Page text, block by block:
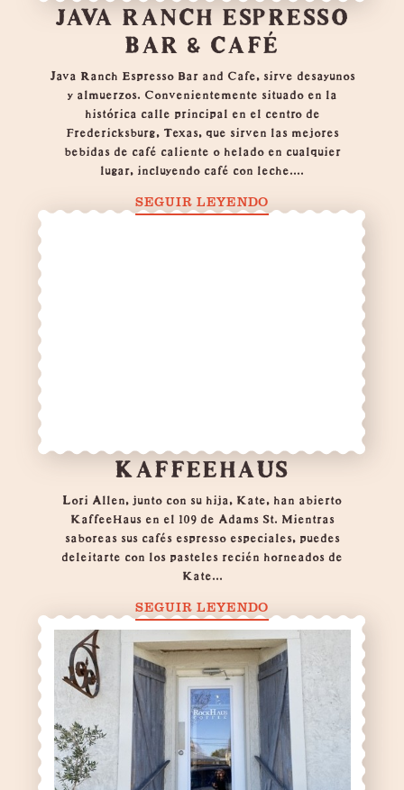
JAVA RANCH ESPRESSO
BAR & CAFÉ
Java Ranch Espresso Bar and Cafe, sirve desayunos
y almuerzos. Convenientemente situado en la
histórica calle principal en el centro de
Fredericksburg, Texas, que sirven las mejores
bebidas de café caliente o helado en cualquier
lugar, incluyendo café con leche....
SEGUIR LEYENDO
KAFFEEHAUS
Lori Allen, junto con su hija, Kate, han abierto
KaffeeHaus en el 109 de Adams St. Mientras
saboreas sus cafés espresso especiales, puedes
deleitarte con los pasteles recién horneados de
Kate...
SEGUIR LEYENDO